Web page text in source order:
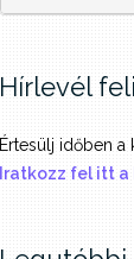
Hírlevél
Értesülj időben a
Iratkozz fel itt